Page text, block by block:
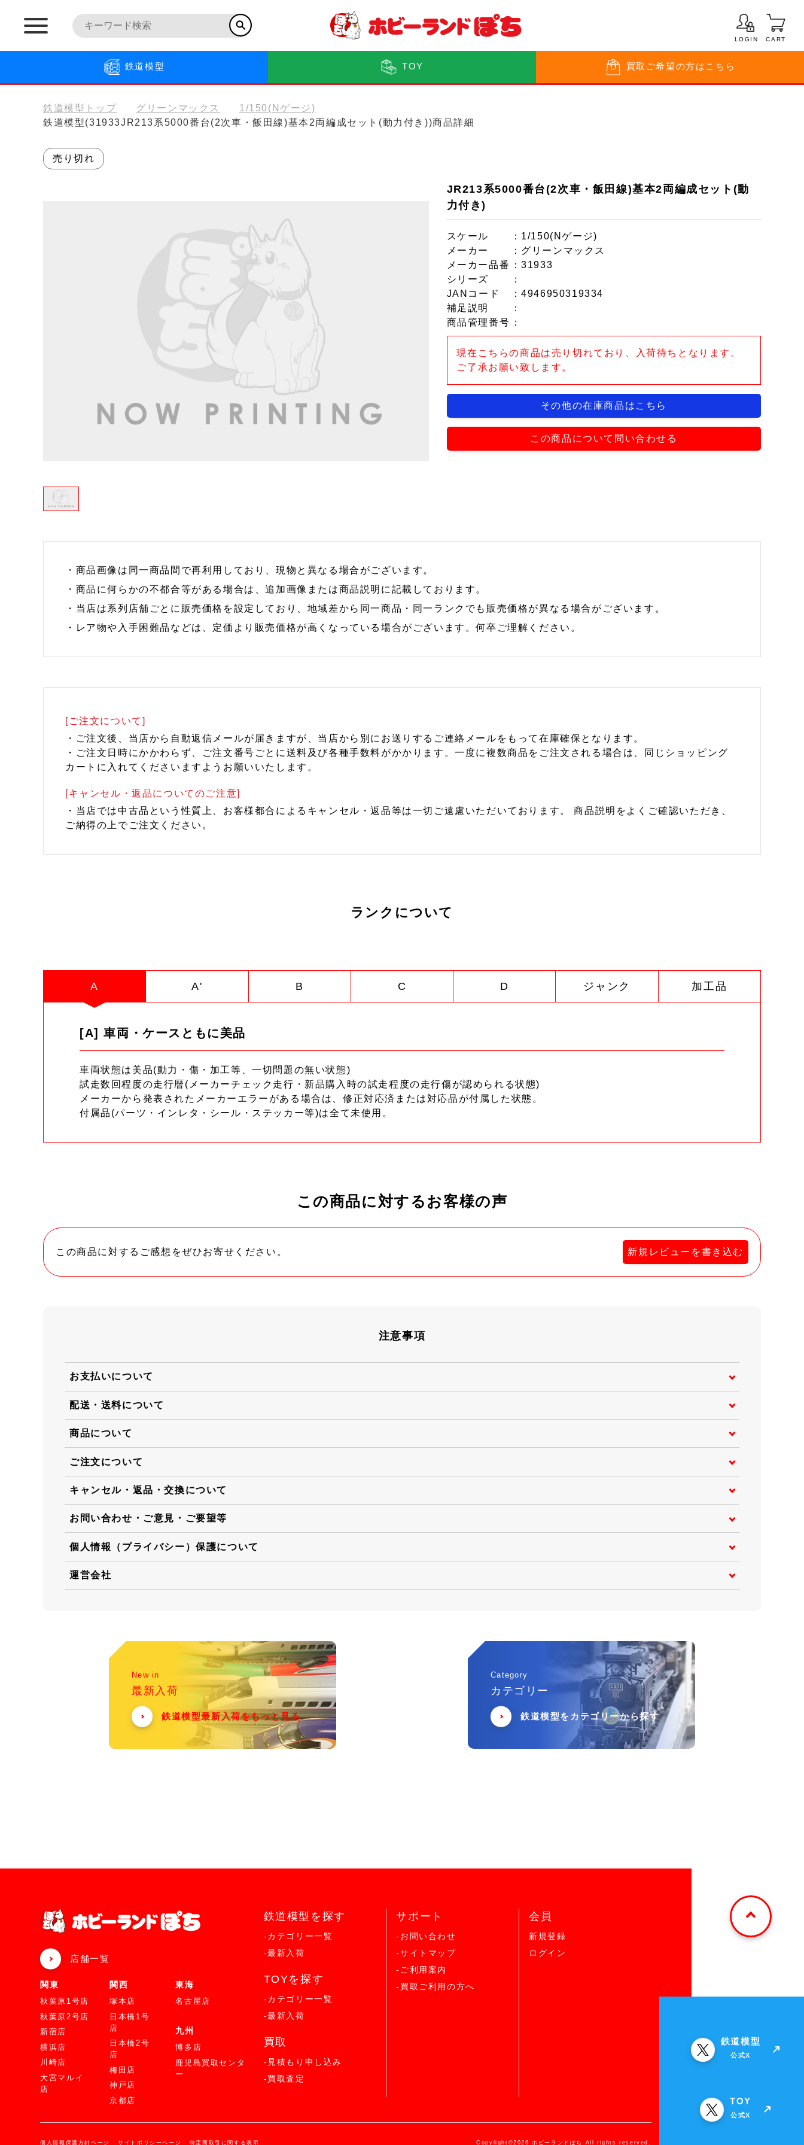
LOGIN CART
鉄道模型 TOY 買取 ご希望の方はこちら
鉄道模型トップ グリーンマックス
1/150(Nゲージ)
鉄道模型(31933JR213系5000番台(2次車・飯田線)基本2両編成セット(動力付き))商品詳細
売り切れ
JR213系5000番台(2次車・飯田線)基本2両編成セット(動
力付き)
スケール
：1/150(Nゲージ)
メーカー
：グリーンマックス
メーカー品番
：31933
シリーズ
：
JANコード
：4946950319334
補足説明
：
商品管理番号 ：
現在こちらの商品は売り切れており、入荷待ちとなります。
ご了承お願い致します。
その他の在庫商品はこちら
この商品について問い合わせる
・商品画像は同一商品間で再利用しており、現物と異なる場合がございます。
・商品に何らかの不都合等がある場合は、追加画像または商品説明に記載しております。
・当店は系列店舗ごとに販売価格を設定しており、地域差から同一商品・同一ランクでも販売価格が異なる場合がございます。
・レア物や入手困難品などは、定価より販売価格が高くなっている場合がございます。何卒ご理解ください。
[ご注文について]
・ご注文後、当店から自動返信メールが届きますが、当店から別にお送りするご連絡メールをもって在庫確保となります。
・ご注文日時にかかわらず、ご注文番号ごとに送料及び各種手数料がかかります。一度に複数商品をご注文される場合は、同じショッピング
カートに入れてくださいますようお願いいたします。
[キャンセル・返品についてのご注意]
・当店では中古品という性質上、お客様都合によるキャンセル・返品等は一切ご遠慮いただいております。 商品説明をよくご確認いただき、
ご納得の上でご注文ください。
ランクについて
A A' B C D ジャンク 加工品
[A] 車両・ケースともに美品
車両状態は美品(動力・傷・加工等、一切問題の無い状態)
試走数回程度の走行暦(メーカーチェック走行・新品購入時の試走程度の走行傷が認められる状態)
メーカーから発表されたメーカーエラーがある場合は、修正対応済または対応品が付属した状態。
付属品(パーツ・インレタ・シール・ステッカー等)は全て未使用。
この商品に対するお客様の声
この商品に対するご感想をぜひお寄せください。 新規レビューを書き込む
注意事項
お支払いについて
配送・送料について
商品について
ご注文について
キャンセル・返品・交換について
お問い合わせ・ご意見・ご要望等
個人情報（プライバシー）保護について
運営会社
New in
最新入荷
鉄道模型最新入荷をもっと見る
Category
カテゴリー
鉄道模型をカテゴリーから探す
店舗一覧
関東
秋葉原1号店
秋葉原2号店
新宿店
横浜店
川崎店
大宮マルイ
店
関西
塚本店
日本橋1号
店
日本橋2号
店
梅田店
神戸店
京都店
東海
名古屋店
九州
博多店
鹿児島買取センタ
ー
鉄道模型を探す
-カテゴリー一覧
-最新入荷
TOYを探す
-カテゴリー一覧
-最新入荷
買取
-見積もり申し込み
-買取査定
サポート
-お問い合わせ
-サイトマップ
-ご利用案内
-買取ご利用の方へ
会員
新規登録
ログイン
個人情報保護方針ページ サイトポリシーページ 特定商取引に関する表示 Copylight©2026 ホビーランドぽち All rights reserved.
鉄道模型
公式X
TOY
公式X